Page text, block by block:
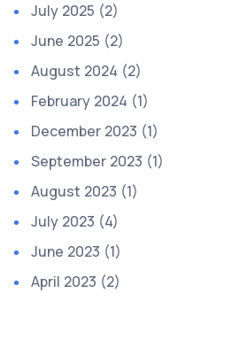
July 2025 (2)
June 2025 (2)
August 2024 (2)
February 2024 (1)
December 2023 (1)
September 2023 (1)
August 2023 (1)
July 2023 (4)
June 2023 (1)
April 2023 (2)